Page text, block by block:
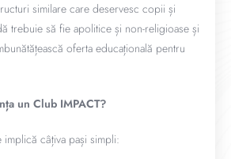
similare care deservesc copii și
trebuie să fie apolitice și non-religioase și
oferta educațională pentru
un Club IMPACT?
câțiva pași simpli: